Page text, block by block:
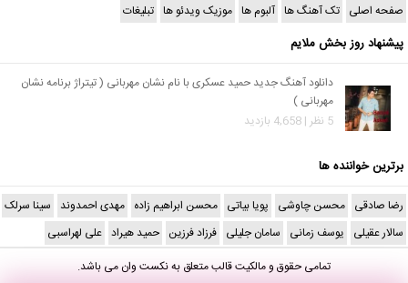
صفحه اصلی تک آهنگ ها آلبوم ها موزیک ویدئو ها تبلیغات
پیشنهاد روز بخش ملایم
دانلود آهنگ جدید حمید عسکری با نام نشان مهربانی ( تیتراژ برنامه نشان
مهربانی )
5 نظر | 4,658 بازدید
برترین خواننده ها
رضا صادقی محسن چاوشی پویا بیاتی محسن ابراهیم زاده مهدی احمدوند سینا سرلک
سالار عقیلی یوسف زمانی سامان جلیلی فرزاد فرزین حمید هیراد علی لهراسبی
تمامی حقوق و مالکیت قالب متعلق بهنکست وانمی باشد.